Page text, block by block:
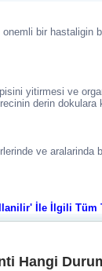
bir hastaligin
yitirmesi ve
derin dokulara
ve aralarinda
İle İlgili Tüm
Hangi